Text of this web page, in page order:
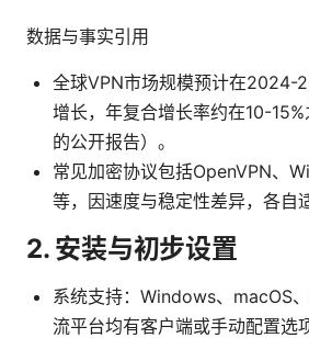
数据与事实引用
全球VPN市场规模预计在2024-
增长，年复合增长率约在10-
的公开报告）。
常见加密协议包括OpenVPN、
等，因速度与稳定性差异，各自
2. 安装与初步设置
系统支持：Windows、macOS
流平台均有客户端或手动配置选